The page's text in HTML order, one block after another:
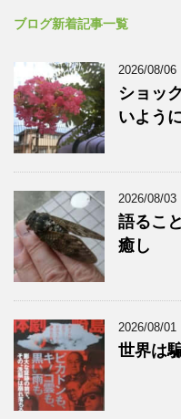
ブログ新着記事一覧
2026/08/06
ショッ
いよう
2026/08/03
語るこ
癒し
2026/08/01
世界は